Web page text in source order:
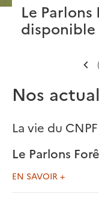
Le Parlons
disponible
Nos
La vie du CNPF
Le Parlons
EN SAVOIR +